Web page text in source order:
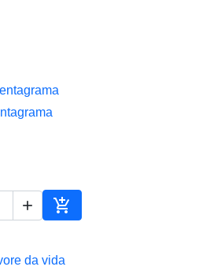
rápida
 
Adicionar ao carrinho